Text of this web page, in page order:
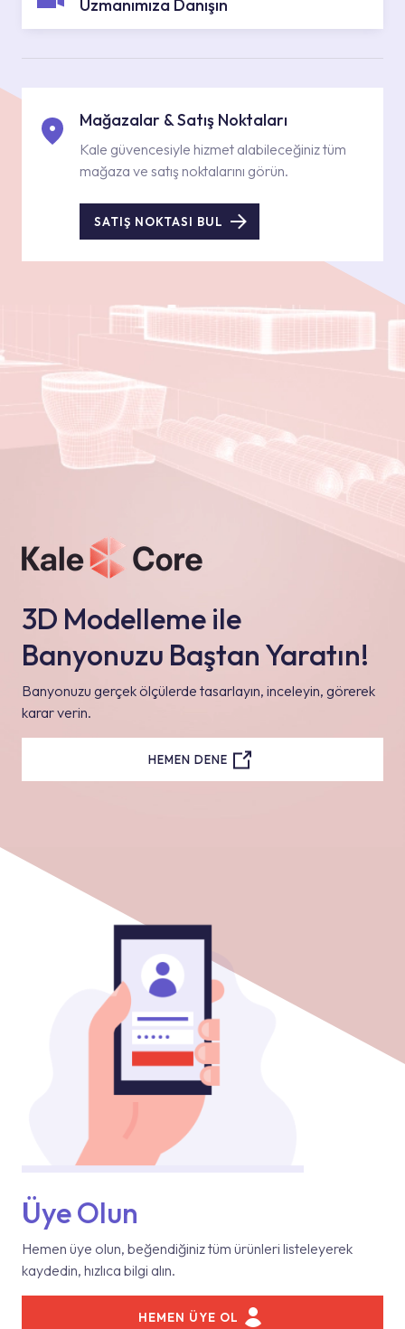
Uzmanımıza Danışın
Mağazalar & Satış Noktaları
Kale güvencesiyle hizmet alabileceğiniz tüm
mağaza ve satış noktalarını görün.
SATIŞ NOKTASI BUL
3D Modelleme ile
Banyonuzu Baştan Yaratın!
Banyonuzu gerçek ölçülerde tasarlayın, inceleyin, görerek
karar verin.
HEMEN DENE
Üye Olun
Hemen üye olun, beğendiğiniz tüm ürünleri listeleyerek
kaydedin, hızlıca bilgi alın.
HEMEN ÜYE OL